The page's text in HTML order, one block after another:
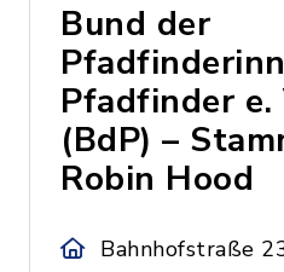
Bund der
Pfadfinder e.
(BdP) –
Robin Hood
Bahnhofstraße